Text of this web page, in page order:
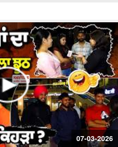
07-03-2026